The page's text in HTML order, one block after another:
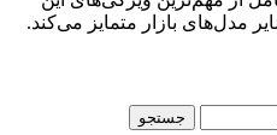
مدل‌های بازار متمایز می‌کند.
جستجو